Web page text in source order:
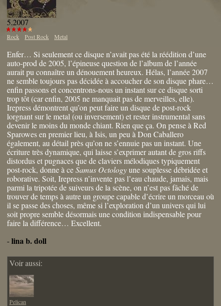
5.2007
Rock Post Rock Metal
Enfer… Si seulement ce disque n’avait pas été la réédition d’une
auto-prod de 2005, l’épineuse question de l’album de l’année
aurait pu connaître un dénouement heureux. Hélas, l’année 2007
ne semble toujours pas décidée à accoucher de son disque phare…
enfin passons et concentrons-nous un instant sur ce disque sorti
trop tôt (car enfin, 2005 ne manquait pas de merveilles, elle).
Irepress démontrent qu’on peut faire un disque de post-rock
lorgnant sur le metal (ou inversement) et rester instrumental sans
devenir le moins du monde chiant. Rien que ça. On pense à Red
Sparowes en premier lieu, à Isis, un peu à Don Caballero
également, au détail près qu’on ne s’ennuie pas un instant. Une
écriture très dynamique, qui laisse s’exprimer autant de gros riffs
distordus et pugnaces que de claviers mélodiques typiquement
post-rock, donne à ceSamus Octologyune souplesse débridée et
roborative. Soit, Irepress n’invente pas l’eau chaude, jamais, mais
parmi la tripotée de suiveurs de la scène, on n’est pas fâché de
trouver de temps à autre un groupe capable d’écrire un morceau où
il se passe des choses, même si l’exploration d’un univers qui lui
soit propre semble désormais une condition indispensable pour
faire la différence… Excellent.
-lina b. doll
Voir aussi:
Pelican